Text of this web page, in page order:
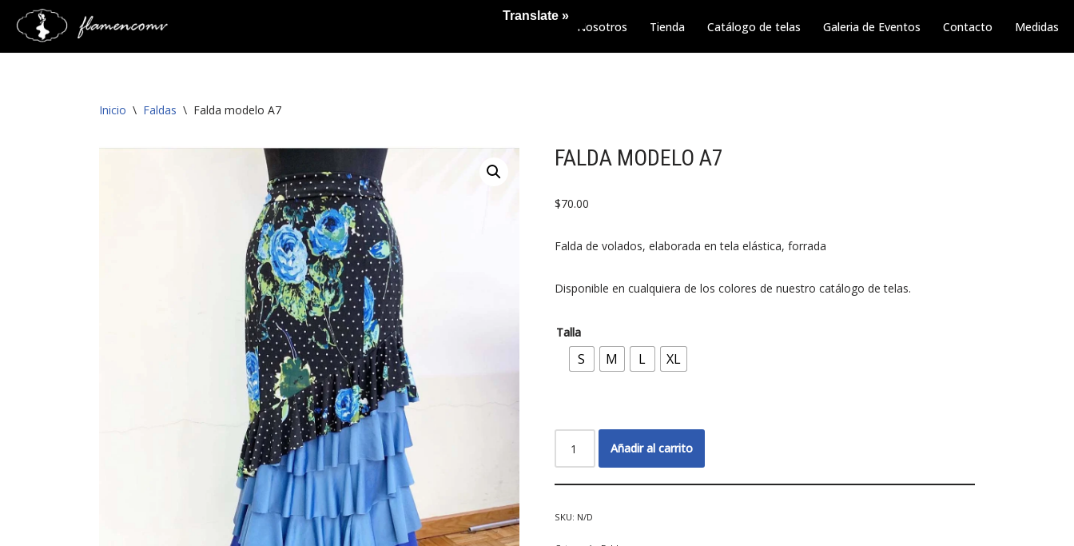
Saltar
Nosotros Tienda Catálogo de telas Galeria de Eventos Contacto Medidas
Inicio \ Faldas \ Falda modelo A7
FALDA MODELO A7
$70.00
Falda de volados, elaborada en tela elástica, forrada
Disponible en cualquiera de los colores de nuestro catálogo de telas.
Talla
S M L XL
Añadir al carrito
SKU: N/D
Translate »